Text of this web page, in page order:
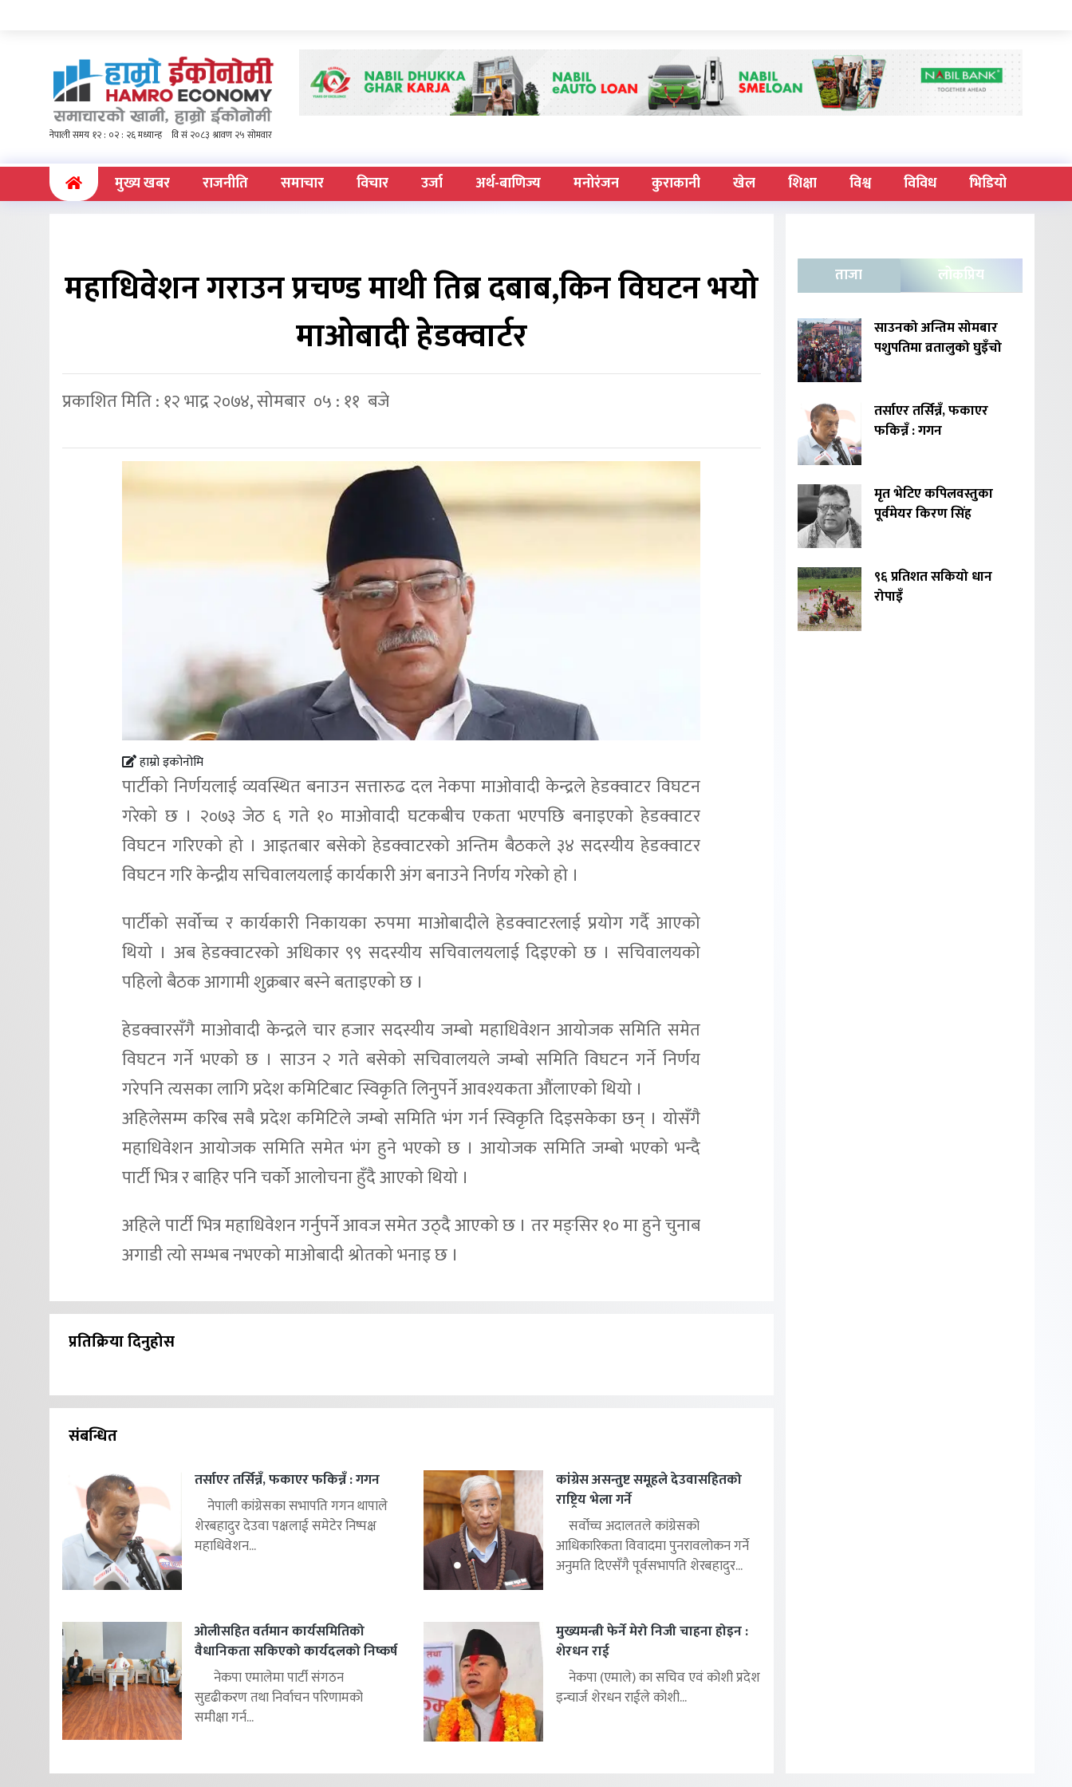
(current)मुख्य खबर राजनीति समाचार विचार उर्जा अर्थ-बाणिज्य मनोरंजन कुराकानी खेल शिक्षा विश्व विविध भिडियो
महाधिवेशन गराउन प्रचण्ड माथी तिब्र दबाब,किन विघटन भयो
माओबादी हेडक्वार्टर
प्रकाशित मिति : १२ भाद्र २०७४, सोमबार ०५ : ११ बजे
हाम्रो इकोनोमि
पार्टीको निर्णयलाई व्यवस्थित बनाउन सत्तारुढ दल नेकपा माओवादी केन्द्रले हेडक्वाटर विघटन
गरेको छ । २०७३ जेठ ६ गते १० माओवादी घटकबीच एकता भएपछि बनाइएको हेडक्वाटर
विघटन गरिएको हो । आइतबार बसेको हेडक्वाटरको अन्तिम बैठकले ३४ सदस्यीय हेडक्वाटर
विघटन गरि केन्द्रीय सचिवालयलाई कार्यकारी अंग बनाउने निर्णय गरेको हो ।
पार्टीको सर्वोच्च र कार्यकारी निकायका रुपमा माओबादीले हेडक्वाटरलाई प्रयोग गर्दै आएको
थियो । अब हेडक्वाटरको अधिकार ९९ सदस्यीय सचिवालयलाई दिइएको छ । सचिवालयको
पहिलो बैठक आगामी शुक्रबार बस्ने बताइएको छ ।
हेडक्वारसँगै माओवादी केन्द्रले चार हजार सदस्यीय जम्बो महाधिवेशन आयोजक समिति समेत
विघटन गर्ने भएको छ । साउन २ गते बसेको सचिवालयले जम्बो समिति विघटन गर्ने निर्णय
गरेपनि त्यसका लागि प्रदेश कमिटिबाट स्विकृति लिनुपर्ने आवश्यकता औंलाएको थियो ।
अहिलेसम्म करिब सबै प्रदेश कमिटिले जम्बो समिति भंग गर्न स्विकृति दिइसकेका छन् । योसँगै
महाधिवेशन आयोजक समिति समेत भंग हुने भएको छ । आयोजक समिति जम्बो भएको भन्दै
पार्टी भित्र र बाहिर पनि चर्को आलोचना हुँदै आएको थियो ।
अहिले पार्टी भित्र महाधिवेशन गर्नुपर्ने आवज समेत उठ्दै आएको छ । तर मङ्सिर १० मा हुने चुनाब
अगाडी त्यो सम्भब नभएको माओबादी श्रोतको भनाइ छ ।
प्रतिक्रिया दिनुहोस
संबन्धित
तर्साएर तर्सिन्नँ, फकाएर फकिन्नँ : गगन
नेपाली कांग्रेसका सभापति गगन थापाले
शेरबहादुर देउवा पक्षलाई समेटेर निष्पक्ष
महाधिवेशन...
कांग्रेस असन्तुष्ट समूहले देउवासहितको
राष्ट्रिय भेला गर्ने
सर्वोच्च अदालतले कांग्रेसको
आधिकारिकता विवादमा पुनरावलोकन गर्ने
अनुमति दिएसँगै पूर्वसभापति शेरबहादुर...
ओलीसहित वर्तमान कार्यसमितिको
वैधानिकता सकिएको कार्यदलको निष्कर्ष
नेकपा एमालेमा पार्टी संगठन
सुदृढीकरण तथा निर्वाचन परिणामको
समीक्षा गर्न...
मुख्यमन्त्री फेर्ने मेरो निजी चाहना होइन :
शेरधन राई
नेकपा (एमाले) का सचिव एवं कोशी प्रदेश
इन्चार्ज शेरधन राईले कोशी...
ताजा लोकप्रिय
साउनको अन्तिम सोमबार
पशुपतिमा व्रतालुको घुइँचो
तर्साएर तर्सिन्नँ, फकाएर
फकिन्नँ : गगन
मृत भेटिए कपिलवस्तुका
पूर्वमेयर किरण सिंह
९६ प्रतिशत सकियो धान
रोपाइँ